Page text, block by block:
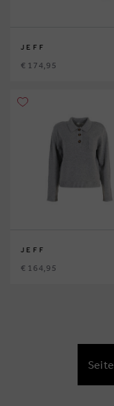
JEFF
€ 174,95
JEFF
€ 164,95
ZUR